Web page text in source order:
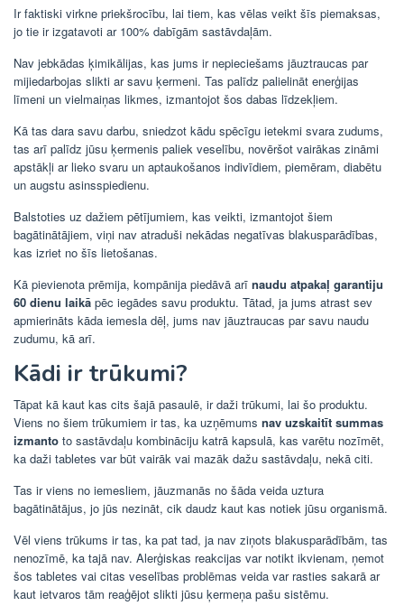
Ir faktiski virkne priekšrocību, lai tiem, kas vēlas veikt šīs piemaksas,
jo tie ir izgatavoti ar 100% dabīgām sastāvdaļām.
Nav jebkādas ķimikālijas, kas jums ir nepieciešams jāuztraucas par
mijiedarbojas slikti ar savu ķermeni. Tas palīdz palielināt enerģijas
līmeni un vielmaiņas likmes, izmantojot šos dabas līdzekļiem.
Kā tas dara savu darbu, sniedzot kādu spēcīgu ietekmi svara zudums,
tas arī palīdz jūsu ķermenis paliek veselību, novēršot vairākas zināmi
apstākļi ar lieko svaru un aptaukošanos indivīdiem, piemēram, diabētu
un augstu asinsspiedienu.
Balstoties uz dažiem pētījumiem, kas veikti, izmantojot šiem
bagātinātājiem, viņi nav atraduši nekādas negatīvas blakusparādības,
kas izriet no šīs lietošanas.
Kā pievienota prēmija, kompānija piedāvā arī naudu atpakaļ garantiju
60 dienu laikā pēc iegādes savu produktu. Tātad, ja jums atrast sev
apmierināts kāda iemesla dēļ, jums nav jāuztraucas par savu naudu
zudumu, kā arī.
Kādi ir trūkumi?
Tāpat kā kaut kas cits šajā pasaulē, ir daži trūkumi, lai šo produktu.
Viens no šiem trūkumiem ir tas, ka uzņēmums nav uzskaitīt summas
izmanto to sastāvdaļu kombināciju katrā kapsulā, kas varētu nozīmēt,
ka daži tabletes var būt vairāk vai mazāk dažu sastāvdaļu, nekā citi.
Tas ir viens no iemesliem, jāuzmanās no šāda veida uztura
bagātinātājus, jo jūs nezināt, cik daudz kaut kas notiek jūsu organismā.
Vēl viens trūkums ir tas, ka pat tad, ja nav ziņots blakusparādībām, tas
nenozīmē, ka tajā nav. Alerģiskas reakcijas var notikt ikvienam, ņemot
šos tabletes vai citas veselības problēmas veida var rasties sakarā ar
kaut ietvaros tām reaģējot slikti jūsu ķermeņa pašu sistēmu.